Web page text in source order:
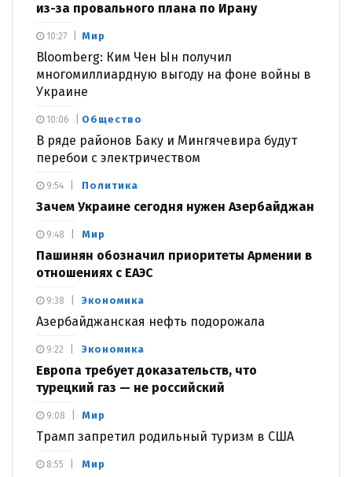
из-за провального плана по Ирану
Мир
Bloomberg: Ким Чен Ын получил
многомиллиардную выгоду на фоне войны в
Украине
10:27
Общество
В ряде районов Баку и Мингячевира будут
перебои с электричеством
10:06
Политика
Зачем Украине сегодня нужен Азербайджан
9:54
Мир
Пашинян обозначил приоритеты Армении в
отношениях с ЕАЭС
9:48
Экономика
Азербайджанская нефть подорожала
9:38
Экономика
Европа требует доказательств, что
турецкий газ — не российский
9:22
Мир
Трамп запретил родильный туризм в США
9:08
Мир
8:55